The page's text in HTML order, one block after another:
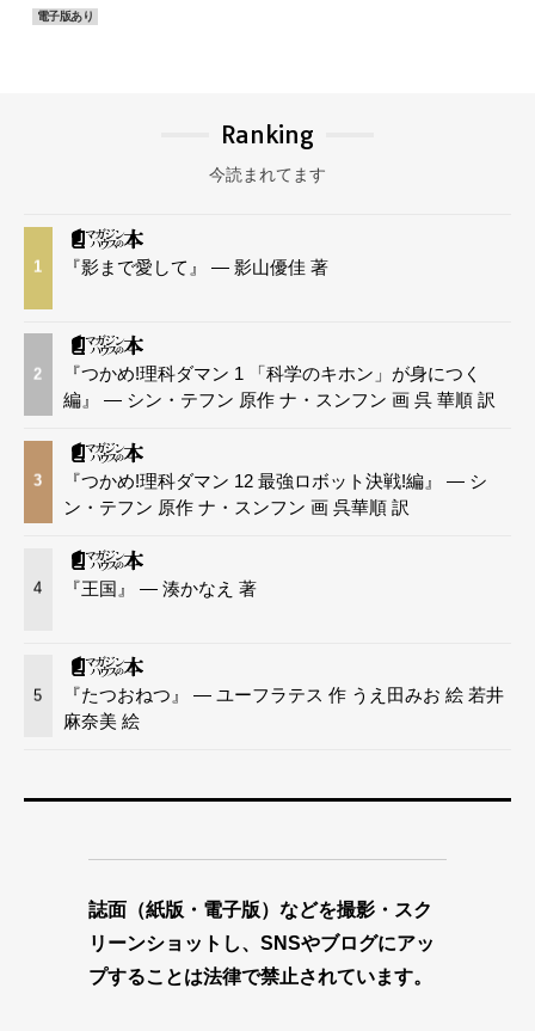
電子版あり
Ranking
今読まれてます
1 『影まで愛して』 — 影山優佳 著
2
『つかめ!理科ダマン 1 「科学のキホン」が身につく
編』 — シン・テフン 原作 ナ・スンフン 画 呉 華順 訳
3
『つかめ!理科ダマン 12 最強ロボット決戦!編』 — シ
ン・テフン 原作 ナ・スンフン 画 呉華順 訳
4 『王国』 — 湊かなえ 著
5
『たつおねつ』 — ユーフラテス 作 うえ田みお 絵 若井
麻奈美 絵
誌面（紙版・電子版）などを撮影・スク
リーンショットし、SNSやブログにアッ
プすることは法律で禁止されています。